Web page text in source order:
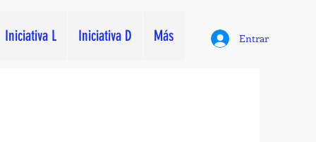
Iniciativa L Iniciativa D Más Entrar